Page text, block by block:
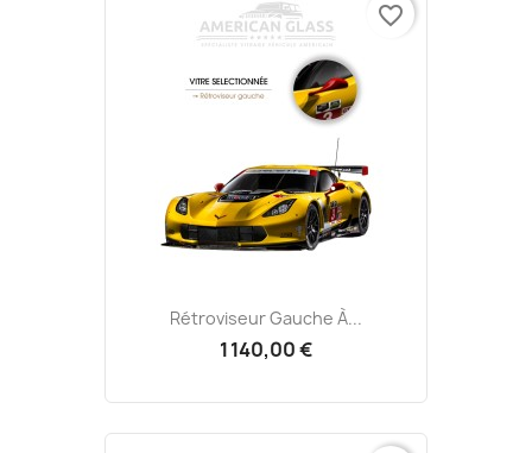
Rétroviseur Gauche À...
1 140,00 €
favorite_border